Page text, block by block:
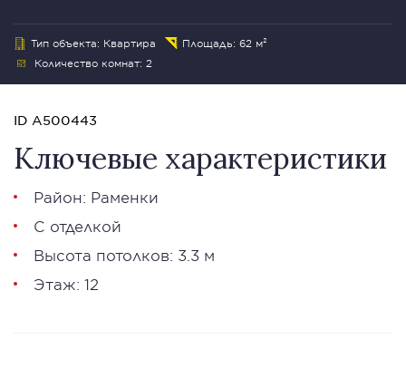
Тип объекта: Квартира
Площадь: 62 м²
Количество комнат: 2
ID A500443
Ключевые характеристики
Район: Раменки
С отделкой
Высота потолков: 3.3 м
Этаж: 12